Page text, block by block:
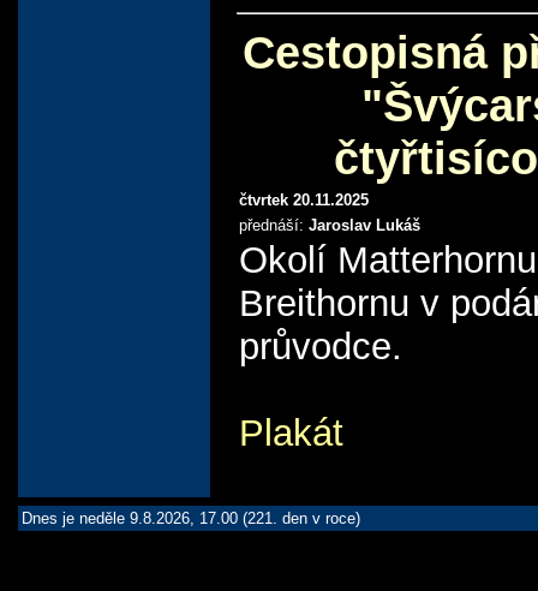
Cestopisná
čtvrtek 20.11.2025
přednáší: Jaroslav Lukáš
Okolí
Breithornu v
průvodce.
Plakát
Dnes je neděle 9.8.2026, 17.00 (221. den v roce)